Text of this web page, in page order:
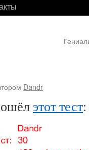
Dandr
этот тест: